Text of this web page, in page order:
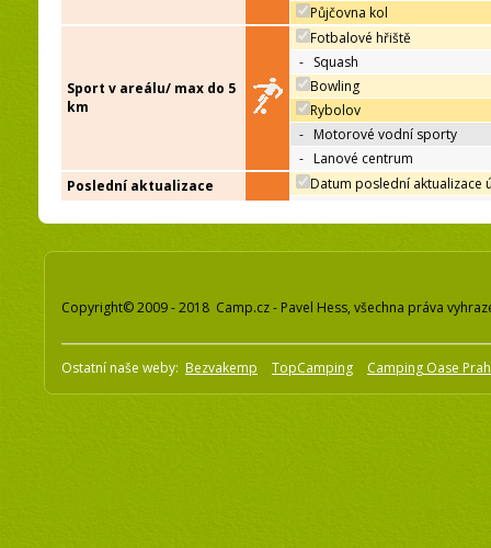
Půjčovna kol
Sport v areálu/ max do 5
km
Fotbalové hřiště
- Squash
Bowling
Rybolov
- Motorové vodní sporty
- Lanové centrum
Poslední aktualizace
Datum poslední aktualizace
Copyright© 2009 - 2018 Camp.cz - Pavel Hess, všechna práva
Ostatní naše weby: Bezvakemp TopCamping Camping Oase